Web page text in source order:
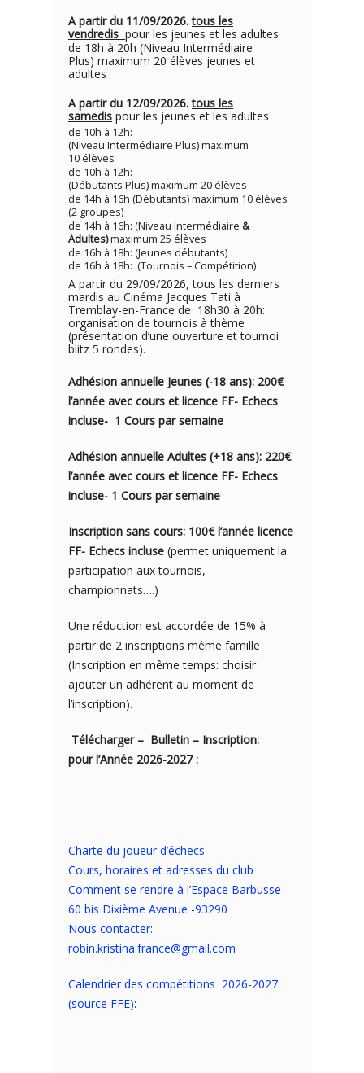
A partir du 11/09/2026.tous les
vendredis pour les jeunes et les adultes
de 18h à 20h (Niveau Intermédiaire
Plus) maximum 20 élèves jeunes et
adultes
A partir du 12/09/2026.tous les
samedis pour les jeunes et les adultes
de 10h à 12h:
(Niveau Intermédiaire Plus) maximum
10 élèves
de 10h à 12h:
(Débutants Plus) maximum 20 élèves
de 14h à 16h (Débutants) maximum 10 élèves
(2 groupes)
de 14h à 16h: (Niveau Intermédiaire &
Adultes)maximum 25 élèves
de 16h à 18h: (Jeunes débutants)
de 16h à 18h: (Tournois – Compétition)
A partir du 29/09/2026, tous les derniers
mardis au Cinéma Jacques Tati à
Tremblay-en-France de 18h30 à 20h:
organisation de tournois à thème
(présentation d’une ouverture et tournoi
blitz 5 rondes).
Adhésion annuelle Jeunes (-18 ans): 200€
l’année avec cours et licence FF- Echecs
incluse- 1 Cours par semaine
Adhésion annuelle Adultes (+18 ans): 220€
l’année avec cours et licence FF- Echecs
incluse- 1 Cours par semaine
Inscription sans cours: 100€ l’année licence
FF- Echecs incluse (permet uniquement la
participation aux tournois,
championnats….)
Une réduction est accordée de 15% à
partir de 2 inscriptions même famille
(Inscription en même temps: choisir
ajouter un adhérent au moment de
l’inscription).
Télécharger – Bulletin – Inscription:
pour l’Année 2026-2027 :
Charte du joueur d’échecs
Cours, horaires et adresses du club
Comment se rendre à l’Espace Barbusse
60 bis Dixième Avenue -93290
Nous contacter:
robin.kristina.france@gmail.com
Calendrier des compétitions 2026-2027
(source FFE):